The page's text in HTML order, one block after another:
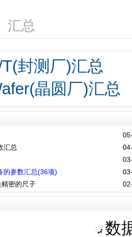
汇总
封测厂)汇总
晶圆厂)汇总
汇总
参数汇总(36项)
密的尺子
数